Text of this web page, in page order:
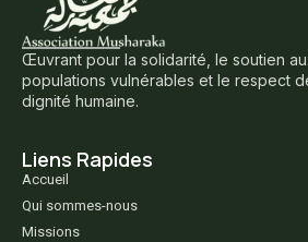
Œuvrant pour la solidarité, le soutien
populations vulnérables et le respect
dignité humaine.
Liens Rapides
Accueil
Qui sommes-nous
Missions